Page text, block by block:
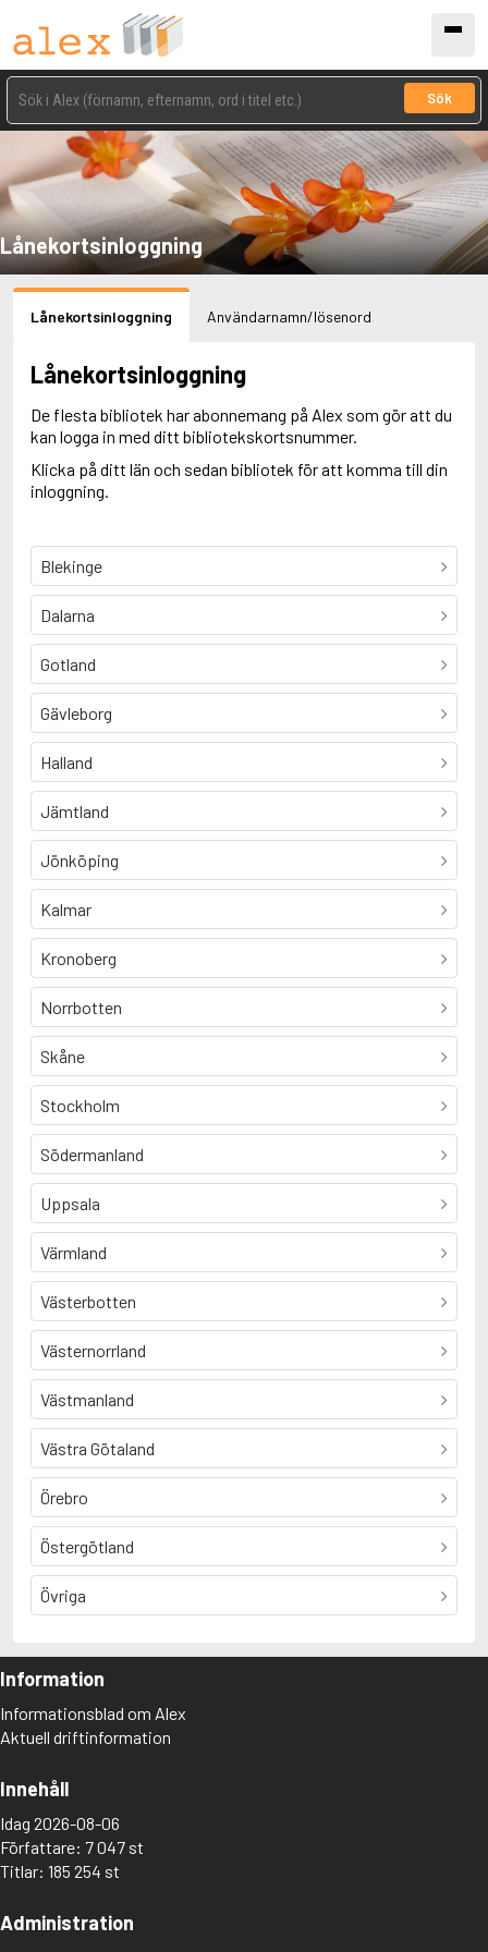
Sök
Lånekortsinloggning
Lånekortsinloggning Användarnamn/lösenord
Lånekortsinloggning
De flesta bibliotek har abonnemang på Alex som gör att du
kan logga in med ditt bibliotekskortsnummer.
Klicka på ditt län och sedan bibliotek för att komma till din
inloggning.
Blekinge
Dalarna
Gotland
Gävleborg
Halland
Jämtland
Jönköping
Kalmar
Kronoberg
Norrbotten
Skåne
Stockholm
Södermanland
Uppsala
Värmland
Västerbotten
Västernorrland
Västmanland
Västra Götaland
Örebro
Östergötland
Övriga
Information
Informationsblad om Alex
Aktuell driftinformation
Innehåll
Idag 2026-08-06
Författare: 7 047 st
Titlar: 185 254 st
Administration